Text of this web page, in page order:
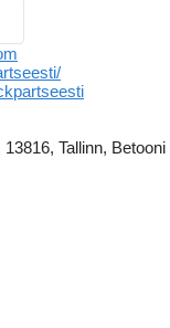
Tallinn, Betooni